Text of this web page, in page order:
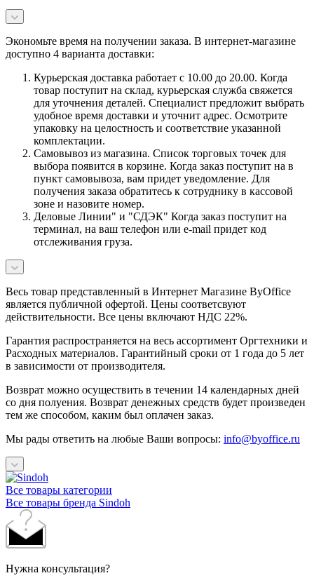
Экономьте время на получении заказа. В интернет-магазине
доступно 4 варианта доставки:
Курьерская доставка работает с 10.00 до 20.00. Когда
товар поступит на склад, курьерская служба свяжется
для уточнения деталей. Специалист предложит выбрать
удобное время доставки и уточнит адрес. Осмотрите
упаковку на целостность и соответствие указанной
комплектации.
Самовывоз из магазина. Список торговых точек для
выбора появится в корзине. Когда заказ поступит на в
пункт самовывоза, вам придет уведомление. Для
получения заказа обратитесь к сотруднику в кассовой
зоне и назовите номер.
Деловые Линии" и "СДЭК" Когда заказ поступит на
терминал, на ваш телефон или e-mail придет код
отслеживания груза.
Весь товар представленный в Интернет Магазине ByOffice
является публичной офертой. Цены соответсвуют
действительности. Все цены включают НДС 22%.
Гарантия распространяется на весь ассортимент Оргтехники и
Расходных материалов. Гарантийный сроки от 1 года до 5 лет
в зависимости от производителя.
Возврат можно осуществить в течении 14 календарных дней
со дня полуения. Возврат денежных средств будет произведен
тем же способом, каким был оплачен заказ.
Мы рады ответить на любые Ваши вопросы: info@byoffice.ru
Все товары категории
Все товары бренда Sindoh
Нужна консультация?